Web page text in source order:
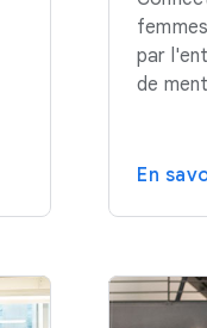
par
de
En